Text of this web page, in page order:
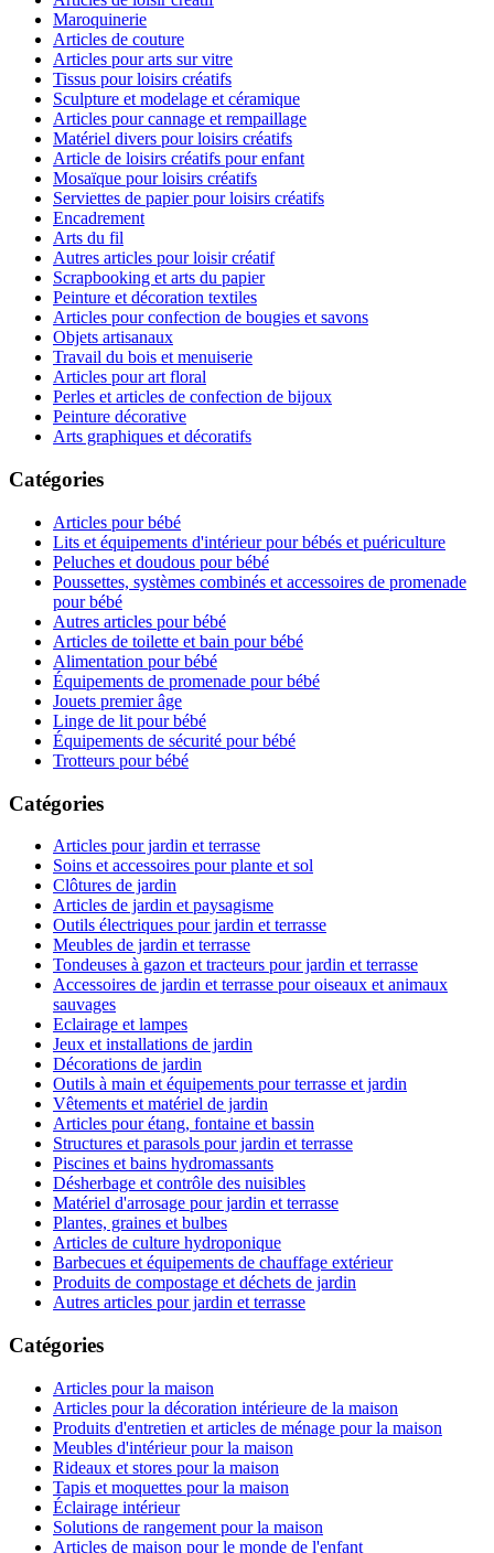
Maroquinerie
Articles de couture
Articles pour arts sur vitre
Tissus pour loisirs créatifs
Sculpture et modelage et céramique
Articles pour cannage et rempaillage
Matériel divers pour loisirs créatifs
Article de loisirs créatifs pour enfant
Mosaïque pour loisirs créatifs
Serviettes de papier pour loisirs créatifs
Encadrement
Arts du fil
Autres articles pour loisir créatif
Scrapbooking et arts du papier
Peinture et décoration textiles
Articles pour confection de bougies et savons
Objets artisanaux
Travail du bois et menuiserie
Articles pour art floral
Perles et articles de confection de bijoux
Peinture décorative
Arts graphiques et décoratifs
Catégories
Articles pour bébé
Lits et équipements d'intérieur pour bébés et puériculture
Peluches et doudous pour bébé
Poussettes, systèmes combinés et accessoires de promenade
pour bébé
Autres articles pour bébé
Articles de toilette et bain pour bébé
Alimentation pour bébé
Équipements de promenade pour bébé
Jouets premier âge
Linge de lit pour bébé
Équipements de sécurité pour bébé
Trotteurs pour bébé
Catégories
Articles pour jardin et terrasse
Soins et accessoires pour plante et sol
Clôtures de jardin
Articles de jardin et paysagisme
Outils électriques pour jardin et terrasse
Meubles de jardin et terrasse
Tondeuses à gazon et tracteurs pour jardin et terrasse
Accessoires de jardin et terrasse pour oiseaux et animaux
sauvages
Eclairage et lampes
Jeux et installations de jardin
Décorations de jardin
Outils à main et équipements pour terrasse et jardin
Vêtements et matériel de jardin
Articles pour étang, fontaine et bassin
Structures et parasols pour jardin et terrasse
Piscines et bains hydromassants
Désherbage et contrôle des nuisibles
Matériel d'arrosage pour jardin et terrasse
Plantes, graines et bulbes
Articles de culture hydroponique
Barbecues et équipements de chauffage extérieur
Produits de compostage et déchets de jardin
Autres articles pour jardin et terrasse
Catégories
Articles pour la maison
Articles pour la décoration intérieure de la maison
Produits d'entretien et articles de ménage pour la maison
Meubles d'intérieur pour la maison
Rideaux et stores pour la maison
Tapis et moquettes pour la maison
Éclairage intérieur
Solutions de rangement pour la maison
Articles de maison pour le monde de l'enfant